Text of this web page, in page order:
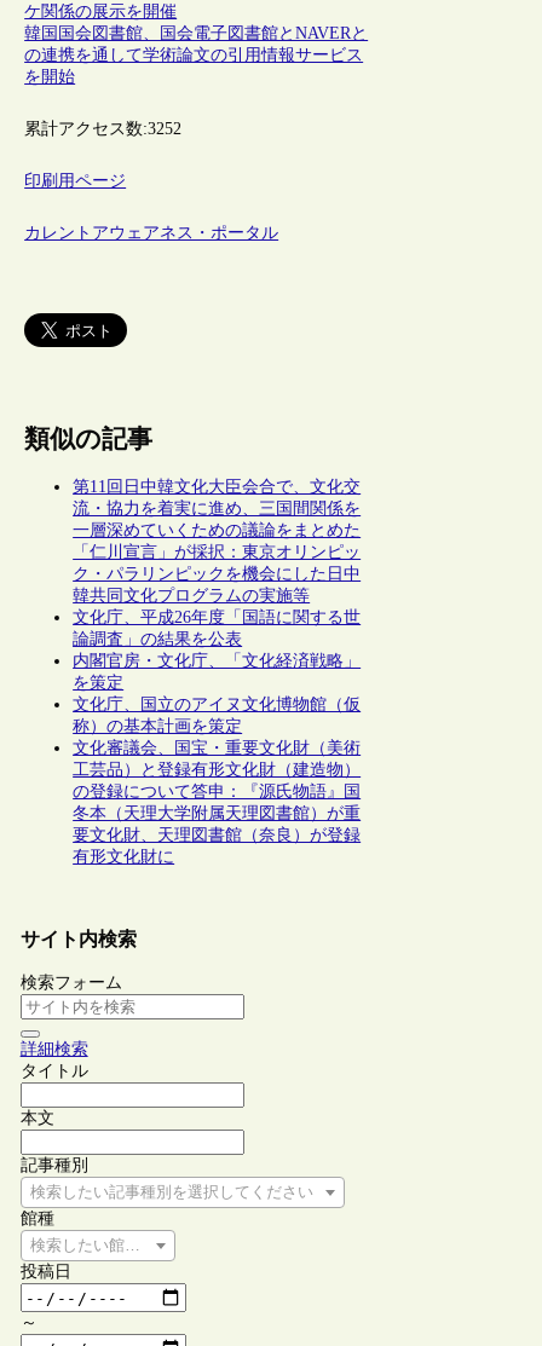
ケ関係の展示を開催
韓国国会図書館、国会電子図書館とNAVERと
の連携を通して学術論文の引用情報サービス
を開始
累計アクセス数:3252
印刷用ページ
カレントアウェアネス・ポータル
類似の記事
第11回日中韓文化大臣会合で、文化交
流・協力を着実に進め、三国間関係を
一層深めていくための議論をまとめた
「仁川宣言」が採択：東京オリンピッ
ク・パラリンピックを機会にした日中
韓共同文化プログラムの実施等
文化庁、平成26年度「国語に関する世
論調査」の結果を公表
内閣官房・文化庁、「文化経済戦略」
を策定
文化庁、国立のアイヌ文化博物館（仮
称）の基本計画を策定
文化審議会、国宝・重要文化財（美術
工芸品）と登録有形文化財（建造物）
の登録について答申：『源氏物語』国
冬本（天理大学附属天理図書館）が重
要文化財、天理図書館（奈良）が登録
有形文化財に
サイト内検索
検索フォーム
詳細検索
タイトル
本文
記事種別
検索したい記事種別を選択してください
館種
検索したい館種を選択してください
投稿日
～